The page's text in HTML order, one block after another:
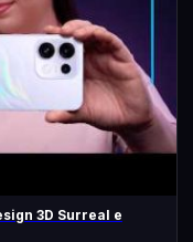
3D Surreal e